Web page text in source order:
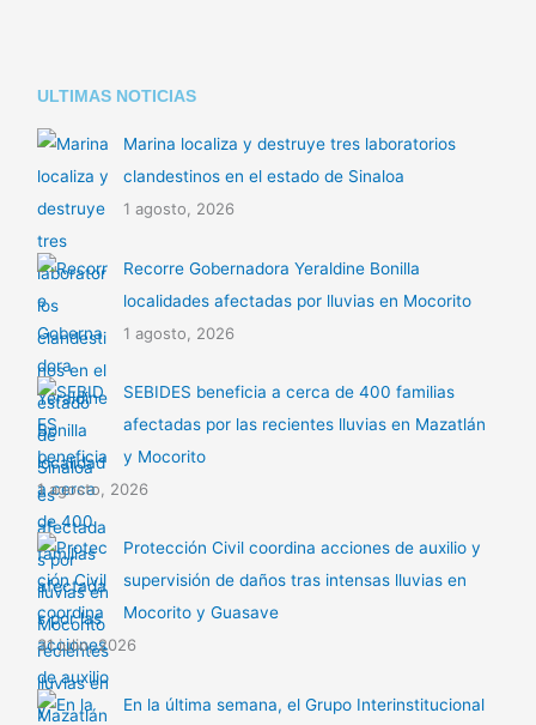
ULTIMAS NOTICIAS
Marina localiza y destruye tres laboratorios
clandestinos en el estado de Sinaloa
1 agosto, 2026
Recorre Gobernadora Yeraldine Bonilla
localidades afectadas por lluvias en Mocorito
1 agosto, 2026
SEBIDES beneficia a cerca de 400 familias
afectadas por las recientes lluvias en Mazatlán
y Mocorito
1 agosto, 2026
Protección Civil coordina acciones de auxilio y
supervisión de daños tras intensas lluvias en
Mocorito y Guasave
31 julio, 2026
En la última semana, el Grupo Interinstitucional